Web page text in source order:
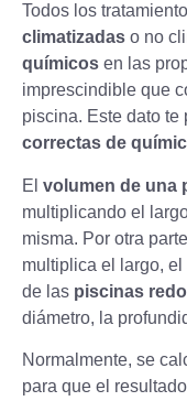
Todos los
climatizadas o no
químicos en las
imprescindible que
piscina. Este dato te
correctas de
El volumen de una
multiplicando el
misma. Por otra
multiplica el largo,
de las piscinas
diámetro, la
Normalmente, se
para que el